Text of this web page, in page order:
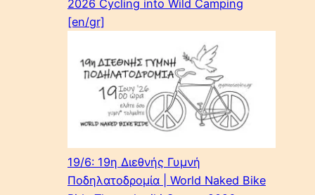
2026 Cycling into Wild Camping
[en/gr]
19/6: 19η Διεθνής Γυμνή
Ποδηλατοδρομία | World Naked Bike